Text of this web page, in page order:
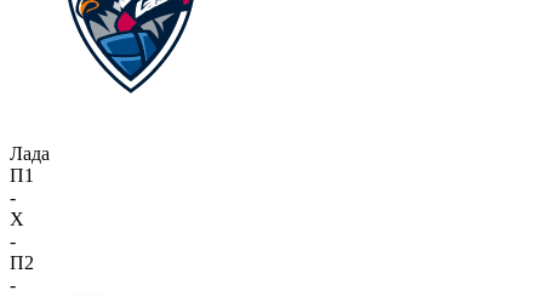
Лада
П1
-
X
-
П2
-